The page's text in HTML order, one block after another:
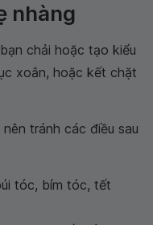
nhàng
chải hoặc tạo kiểu
xoắn, hoặc kết chặt
tránh các điều sau
tóc, bím tóc, tết